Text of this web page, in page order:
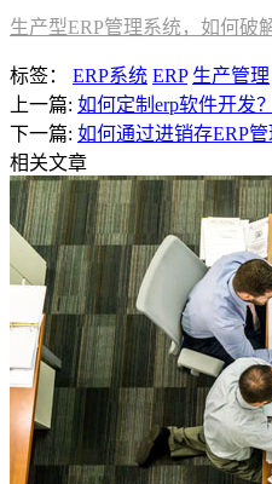
生产型ERP管理系统，如何破
标签： ERP系统 ERP 生产管理
上一篇: 如何定制erp软件开发？
下一篇: 如何通过进销存ERP
相关文章